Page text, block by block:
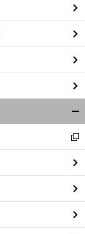
閉
る
新
し
い
ウ
ィ
ン
ド
ウ